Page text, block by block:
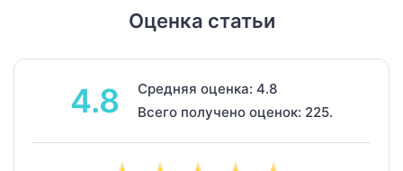
Оценка статьи
4.8
Средняя оценка: 4.8
Всего получено оценок: 225.